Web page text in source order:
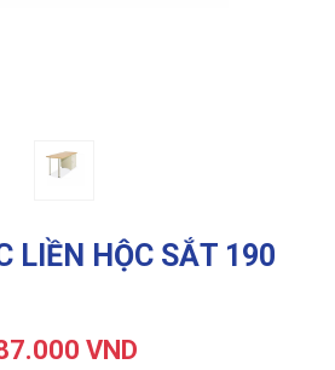
LIỀN HỘC SẮT 190
VND